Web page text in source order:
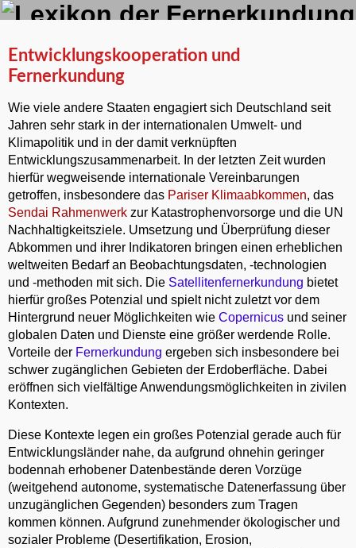
Entwicklungskooperation und
Fernerkundung
Wie viele andere Staaten engagiert sich Deutschland seit
Jahren sehr stark in der internationalen Umwelt- und
Klimapolitik und in der damit verknüpften
Entwicklungszusammenarbeit. In der letzten Zeit wurden
hierfür wegweisende internationale Vereinbarungen
getroffen, insbesondere das Pariser Klimaabkommen, das
Sendai Rahmenwerk zur Katastrophenvorsorge und die UN
Nachhaltigkeitsziele. Umsetzung und Überprüfung dieser
Abkommen und ihrer Indikatoren bringen einen erheblichen
weltweiten Bedarf an Beobachtungsdaten, -technologien
und -methoden mit sich. Die Satellitenfernerkundung bietet
hierfür großes Potenzial und spielt nicht zuletzt vor dem
Hintergrund neuer Möglichkeiten wie Copernicus und seiner
globalen Daten und Dienste eine größer werdende Rolle.
Vorteile der Fernerkundung ergeben sich insbesondere bei
schwer zugänglichen Gebieten der Erdoberfläche. Dabei
eröffnen sich vielfältige Anwendungsmöglichkeiten in zivilen
Kontexten.
Diese Kontexte legen ein großes Potenzial gerade auch für
Entwicklungsländer nahe, da aufgrund ohnehin geringer
bodennah erhobener Datenbestände deren Vorzüge
(weitgehend autonome, systematische Datenerfassung über
unzugänglichen Gegenden) besonders zum Tragen
kommen können. Aufgrund zunehmender ökologischer und
sozialer Probleme (Desertifikation, Erosion,